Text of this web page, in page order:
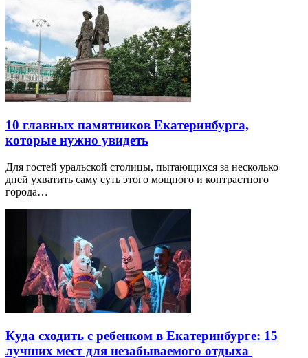
10 главных памятников Екатеринбурга,
которые нужно увидеть
Для гостей уральской столицы, пытающихся за несколько
дней ухватить саму суть этого мощного и контрастного
города…
Куда сходить с ребенком в Екатеринбурге: 15
лучших мест для незабываемого отдыха